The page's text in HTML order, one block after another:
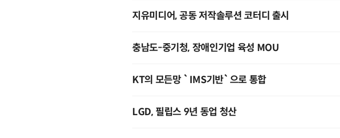
지유미디어, 공동 저작솔루션 코터디 출시
충남도-중기청, 장애인기업 육성 MOU
KT의 모든망 `IMS기반`으로 통합
LGD, 필립스 9년 동업 청산